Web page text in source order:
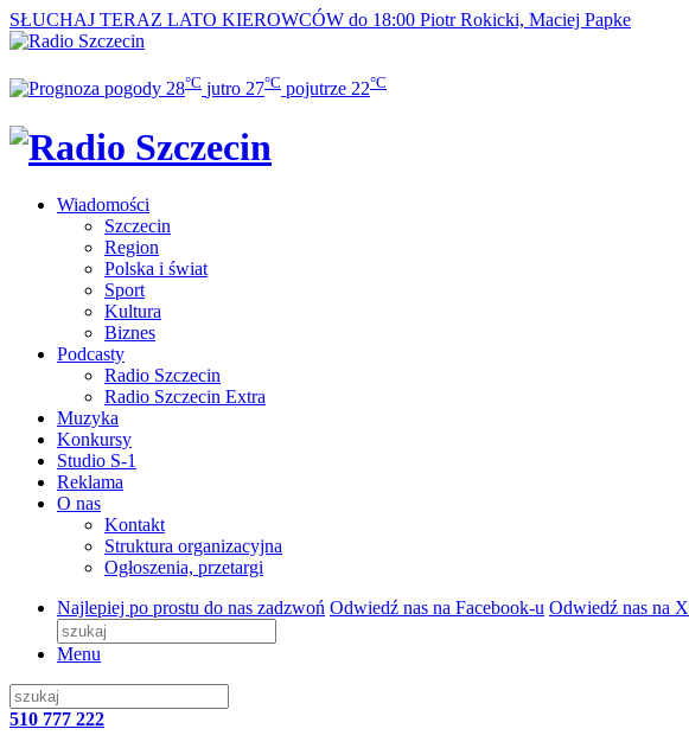
SŁUCHAJ TERAZ LATO KIEROWCÓW do 18:00 Piotr Rokicki, Maciej Papke
28°C jutro 27°C pojutrze 22°C
Wiadomości
Szczecin
Region
Polska i świat
Sport
Kultura
Biznes
Podcasty
Radio Szczecin
Radio Szczecin Extra
Muzyka
Konkursy
Studio S-1
Reklama
O nas
Kontakt
Struktura organizacyjna
Ogłoszenia, przetargi
Najlepiej po prostu do nas zadzwoń Odwiedź nas na Facebook-u Odwiedź nas na X
Menu
510 777 222